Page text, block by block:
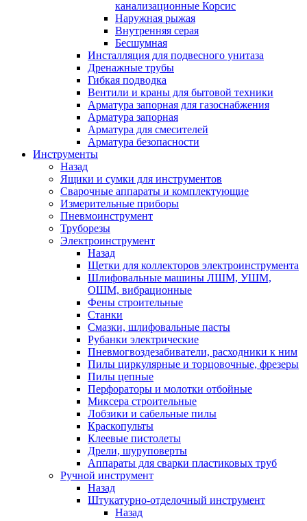
канализационные Корсис
Наружная рыжая
Внутренняя серая
Бесшумная
Инсталляция для подвесного унитаза
Дренажные трубы
Гибкая подводка
Вентили и краны для бытовой техники
Арматура запорная для газоснабжения
Арматура запорная
Арматура для смесителей
Арматура безопасности
Инструменты
Назад
Ящики и сумки для инструментов
Сварочные аппараты и комплектующие
Измерительные приборы
Пневмоинструмент
Труборезы
Электроинструмент
Назад
Щетки для коллекторов электроинструмента
Шлифовальные машины ЛШМ, УШМ,
ОШМ, вибрационные
Фены строительные
Станки
Смазки, шлифовальные пасты
Рубанки электрические
Пневмогвоздезабиватели, расходники к ним
Пилы циркулярные и торцовочные, фрезеры
Пилы цепные
Перфораторы и молотки отбойные
Миксера строительные
Лобзики и сабельные пилы
Краскопульты
Клеевые пистолеты
Дрели, шуруповерты
Аппараты для сварки пластиковых труб
Ручной инструмент
Назад
Штукатурно-отделочный инструмент
Назад